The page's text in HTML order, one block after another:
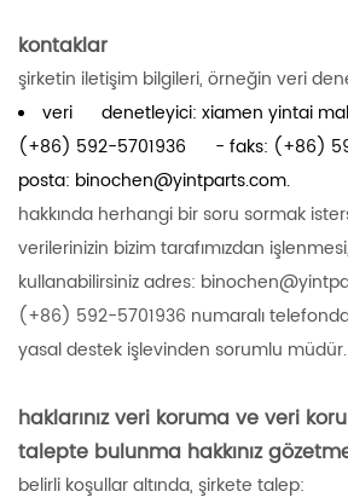
kontaklar
şirketin iletişim bilgileri, örneğin veri
veri denetleyici: xiamen yintai
(+86) 592-5701936 - faks: (+86)
posta: binochen@yintparts.com.
hakkında herhangi bir soru sormak
verilerinizin bizim tarafımızdan
kullanabilirsiniz adres:
(+86) 592-5701936 numaralı
yasal destek işlevinden sorumlu müdür.
haklarınız veri koruma ve veri
talepte bulunma hakkınız
belirli koşullar altında, şirkete talep: